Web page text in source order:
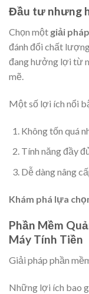
Đầu tư nhưng
Chọn một giải
đánh đổi chất
đang hưởng lợi từ
mẽ.
Một số lợi ích nổi
Không tốn quá
Tính năng đầy
Dễ dàng nâng
Khám phá lựa
Phần Mềm
Máy Tính Tiền
Giải pháp phần
Những lợi ích bao